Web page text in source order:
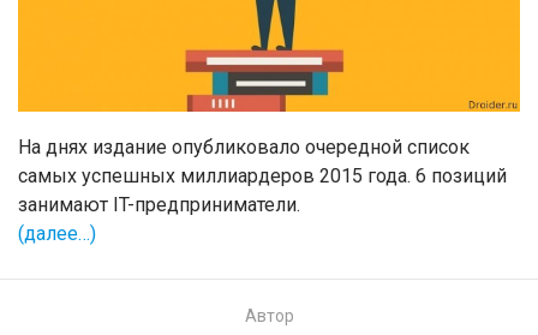
На днях издание опубликовало очередной список
самых успешных миллиардеров 2015 года. 6 позиций
занимают IT-предприниматели.
(далее…)
Автор